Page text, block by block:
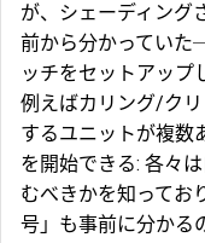
が、シェーディング
前から分かってい
ッチをセットアップ
例えばカリング/ク
するユニットが複数
を開始できる: 各々
むべきかを知ってお
号」も事前に分かる